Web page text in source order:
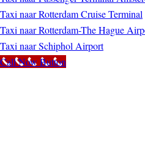
Taxi naar Rotterdam Cruise Terminal
Taxi naar Rotterdam-The Hague
Taxi naar Schiphol Airport
Call Now Button